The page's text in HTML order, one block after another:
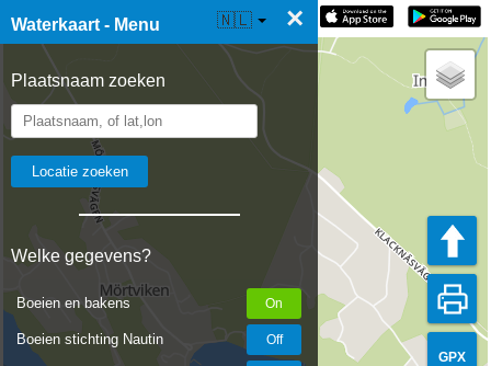
Waterkaart - Menu ×
Plaatsnaam zoeken
Welke gegevens?
Boeien en bakens
Boeien stichting Nautin
☰ Waterkaart Live 🇳🇱
GPX